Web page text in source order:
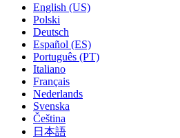
English (US)
Polski
Deutsch
Español (ES)
Português (PT)
Italiano
Français
Nederlands
Svenska
Čeština
日本語